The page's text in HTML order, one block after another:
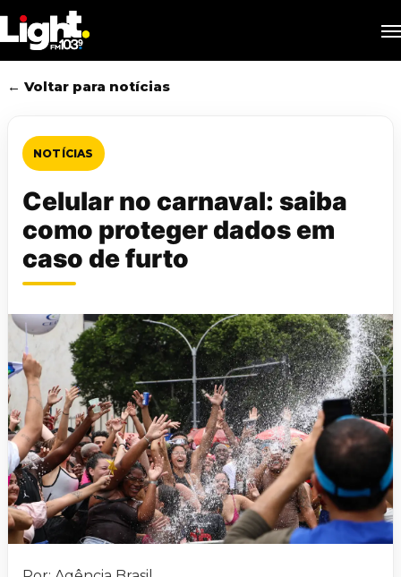
to
main
content
← Voltar para notícias
NOTÍCIAS
Celular no carnaval: saiba
como proteger dados em
caso de furto